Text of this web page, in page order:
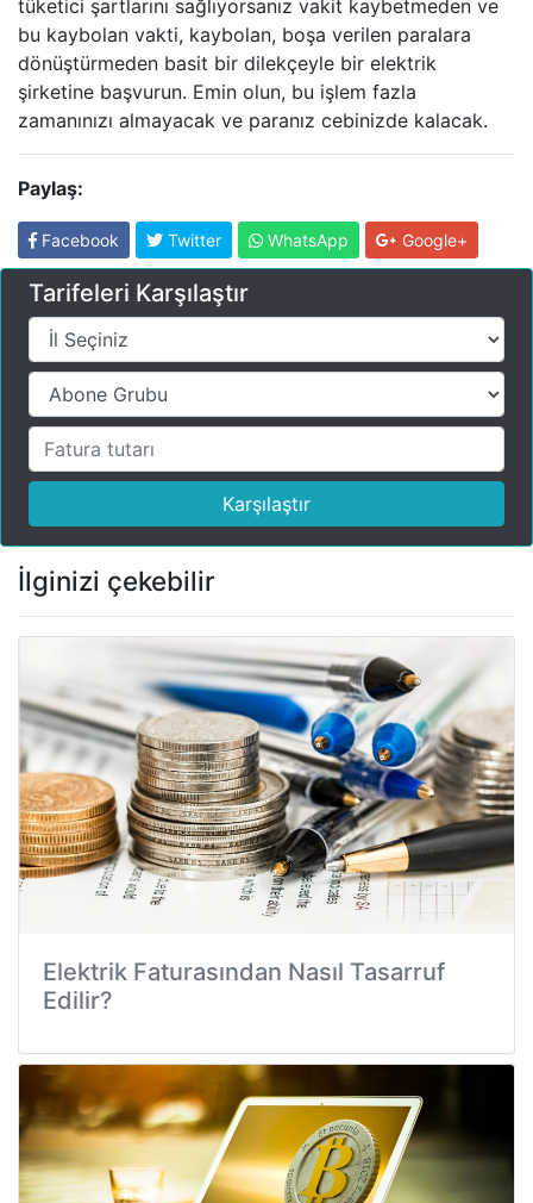
tüketici şartlarını sağlıyorsanız vakit kaybetmeden ve
bu kaybolan vakti, kaybolan, boşa verilen paralara
dönüştürmeden basit bir dilekçeyle bir elektrik
şirketine başvurun. Emin olun, bu işlem fazla
zamanınızı almayacak ve paranız cebinizde kalacak.
Paylaş:
Facebook Twitter WhatsApp Google+
Tarifeleri Karşılaştır
Karşılaştır
İlginizi çekebilir
Elektrik Faturasından Nasıl Tasarruf
Edilir?